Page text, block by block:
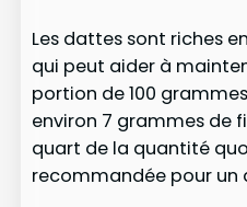
Les dattes sont riches
qui peut aider à
portion de 100
environ 7 grammes de
quart de la quantité
recommandée pour un